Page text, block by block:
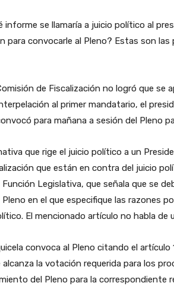
informe se llamaría a juicio político al
para convocarle al Pleno? Estas son
de Fiscalización no logró que se
al primer mandatario, el
para mañana a sesión del Pleno
que rige el juicio político a un
que están en contra del juicio
Función Legislativa, que señala que se
en el que especifique las razones
El mencionado artículo no habla de
convoca al Pleno citando el
la votación requerida para los
del Pleno para la correspondiente